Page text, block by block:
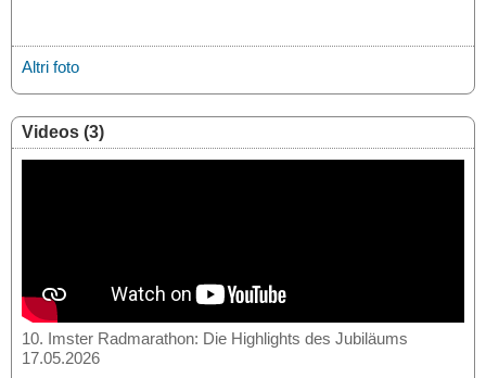
Altri foto
Videos (3)
10. Imster Radmarathon: Die Highlights des Jubiläums
17.05.2026